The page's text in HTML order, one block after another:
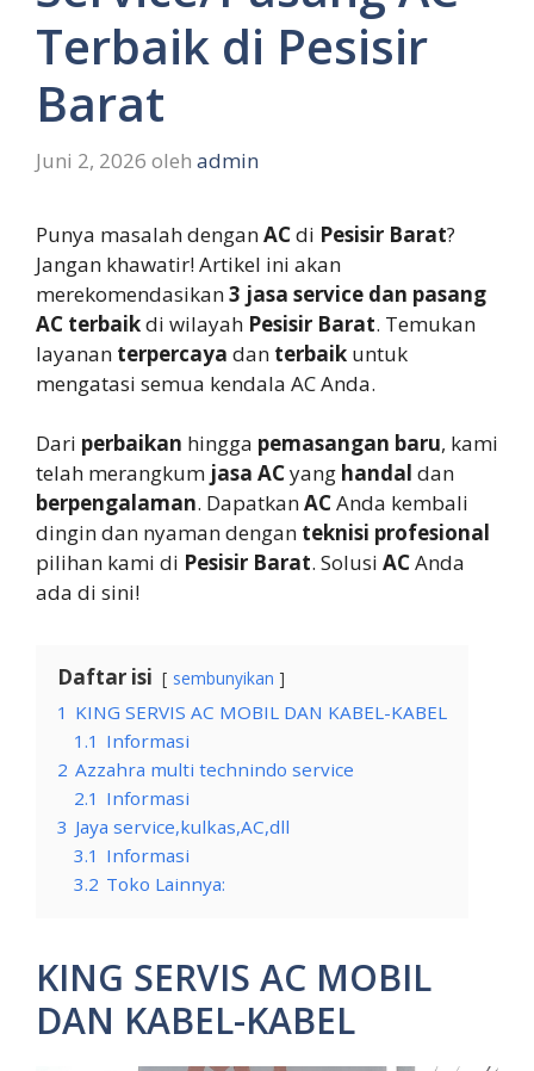
Terbaik di Pesisir
Barat
Juni 2, 2026 oleh admin
Punya masalah denganACdi Pesisir Barat?
Jangan khawatir! Artikel ini akan
merekomendasikan3 jasa service dan pasang
AC terbaikdi wilayah Pesisir Barat. Temukan
layanan terpercaya dan terbaik untuk
mengatasi semua kendala AC Anda.
Dari perbaikan hingga pemasangan baru, kami
telah merangkum jasa ACyang handal dan
berpengalaman. DapatkanACAnda kembali
dingin dan nyaman dengan teknisi profesional
pilihan kami di Pesisir Barat. Solusi ACAnda
ada di sini!
Daftar isi sembunyikan
1 KING SERVIS AC MOBIL DAN KABEL-KABEL
1.1 Informasi
2 Azzahra multi technindo service
2.1 Informasi
3 Jaya service,kulkas,AC,dll
3.1 Informasi
3.2 Toko Lainnya:
KING SERVIS AC MOBIL
DAN KABEL-KABEL